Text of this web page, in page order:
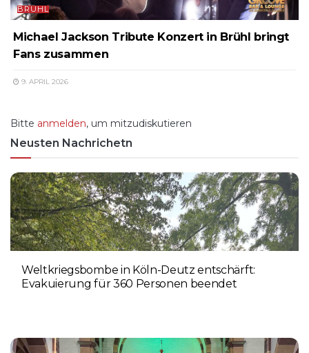
BRÜHL
Michael Jackson Tribute Konzert in Brühl bringt
Fans zusammen
9. APRIL 2026
Bitte anmelden, um mitzudiskutieren
Neusten Nachrichetn
Weltkriegsbombe in Köln-Deutz entschärft:
Evakuierung für 360 Personen beendet